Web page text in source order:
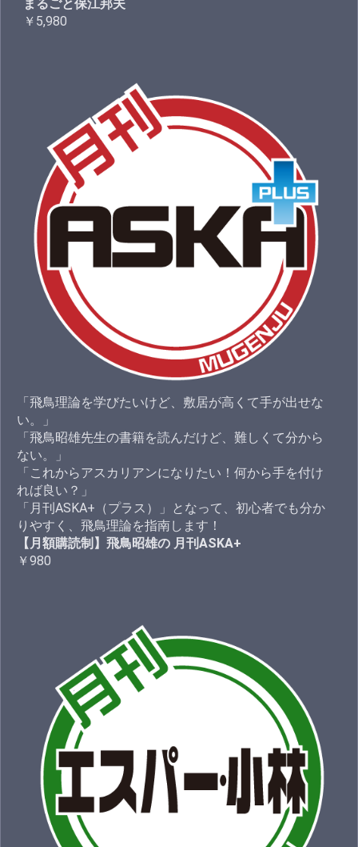
まるごと保江邦夫
￥5,980
「飛鳥理論を学びたいけど、敷居が高くて手が出せな
い。」
「飛鳥昭雄先生の書籍を読んだけど、難しくて分から
ない。」
「これからアスカリアンになりたい！何から手を付け
れば良い？」
「月刊ASKA+（プラス）」となって、初心者でも分か
りやすく、飛鳥理論を指南します！
【月額購読制】飛鳥昭雄の 月刊ASKA+
￥980